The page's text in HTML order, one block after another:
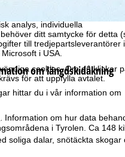
hjälp av cookies, som vi –
analys, individuella
ditt samtycke för detta
till tredjepartsleverantörer
i USA.
cookies. Om du klickar
för att uppfylla avtalet.
hittar du i vår information om
. Information om hur data
om längdskidåkning
i Tyrolen. Ca 148
soliga dalar, snötäckta skogar